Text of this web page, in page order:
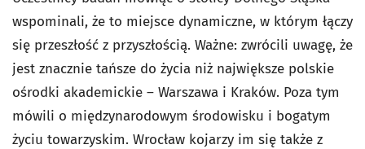
wspominali, że to miejsce dynamiczne, w którym łączy
się przeszłość z przyszłością. Ważne: zwrócili uwagę, że
jest znacznie tańsze do życia niż największe polskie
ośrodki akademickie – Warszawa i Kraków. Poza tym
mówili o międzynarodowym środowisku i bogatym
życiu towarzyskim. Wrocław kojarzy im się także z